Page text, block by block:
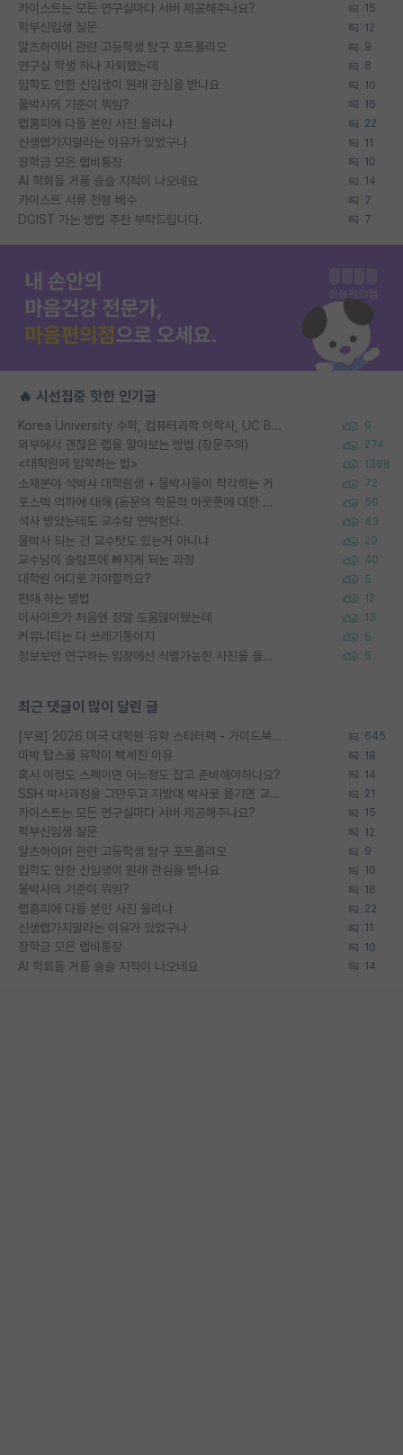
카이스트는 모든 연구실마다 서버 제공해주나요? 15
학부신입생 질문 12
알츠하이머 관련 고등학생 탐구 포트폴리오 9
연구실 학생 하나 자퇴했는데 8
입학도 안한 신입생이 원래 관심을 받나요 10
물박사의 기준이 뭐임? 16
랩홈피에 다들 본인 사진 올리냐 22
신생랩가지말라는 이유가 있었구나 11
장학금 모은 랩비통장 10
AI 학회들 거품 슬슬 지적이 나오네요 14
카이스트 서류 전형 배수 7
DGIST 가는 방법 추천 부탁드립니다. 7
🔥 시선집중 핫한 인기글
Korea University 수학, 컴퓨터과학 이학사, UC Berkeley 산업공학 대학원 공학박사가 되는 것은 쉽지 않겠죠? 9
외부에서 괜찮은 랩을 알아보는 방법 (장문주의) 274
<대학원에 입학하는 법> 1388
소재분야 석박사 대학원생 + 물박사들이 착각하는 거 72
포스텍 억까에 대해 (동문의 학문적 아웃풋에 대한 반박) 50
석사 받았는데도 교수랑 연락한다. 43
물박사 되는 건 교수탓도 있는거 아니냐 29
교수님이 슬럼프에 빠지게 되는 과정 40
대학원 어디로 가야할까요? 5
편애 하는 방법 12
이사이트가 처음엔 정말 도움많이됐는데 13
커뮤니티는 다 쓰레기통이지 5
정보보안 연구하는 입장에선 식별가능한 사진을 올리는건 비추이긴함 5
최근 댓글이 많이 달린 글
[무료] 2026 미국 대학원 유학 스타터팩 - 가이드북 & 합격자 컨택메일 템플릿 645
미박 탑스쿨 유학이 빡세진 이유 18
혹시 이정도 스펙이면 어느정도 잡고 준비해야하나요? 14
SSH 박사과정을 그만두고 지방대 박사로 옮기면 교수의 꿈은 끝일까요? 21
카이스트는 모든 연구실마다 서버 제공해주나요? 15
학부신입생 질문 12
알츠하이머 관련 고등학생 탐구 포트폴리오 9
입학도 안한 신입생이 원래 관심을 받나요 10
물박사의 기준이 뭐임? 16
랩홈피에 다들 본인 사진 올리냐 22
신생랩가지말라는 이유가 있었구나 11
장학금 모은 랩비통장 10
AI 학회들 거품 슬슬 지적이 나오네요 14